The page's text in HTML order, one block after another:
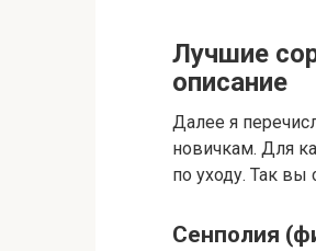
Лучшие
описание
Далее я
новичкам. Для
по уходу. Так
Сенполия